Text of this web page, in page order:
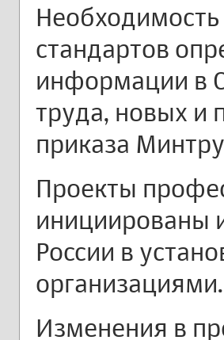
стандартов
информации в
труда, новых и
приказа
Проекты
инициированы
России в
организациями.
Изменения в